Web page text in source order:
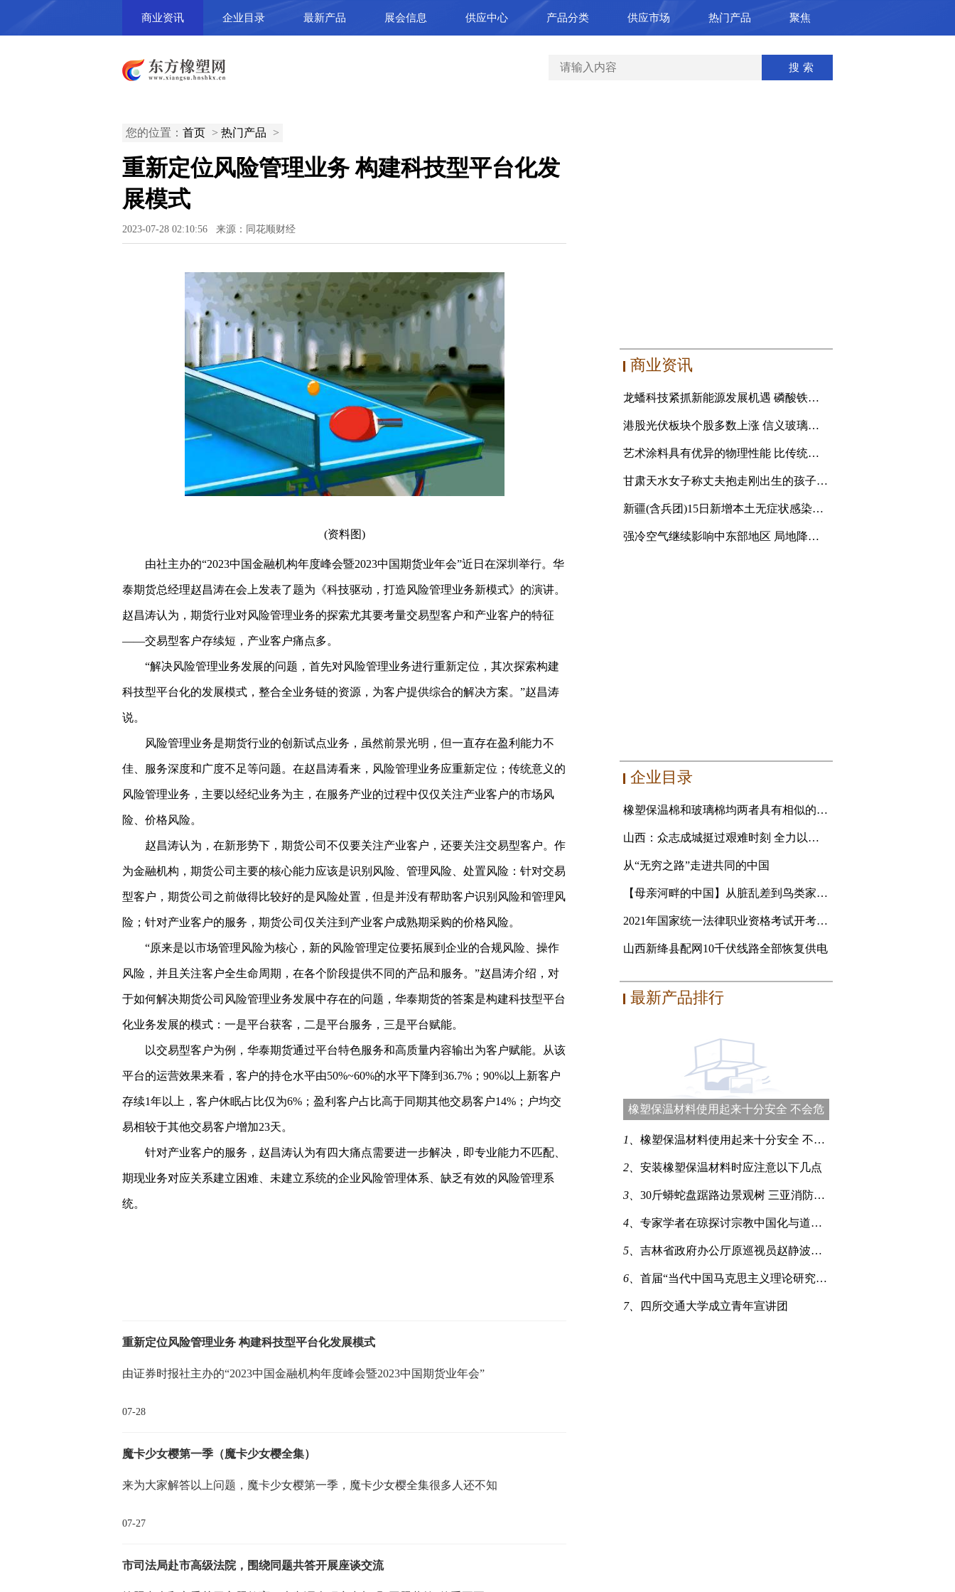
商业资讯 企业目录 最新产品 展会信息 供应中心 产品分类 供应市场 热门产品 聚焦
您的位置： 首页 > 热门产品 >
重新定位风险管理业务 构建科技型平台化发
展模式
2023-07-28 02:10:56 来源：同花顺财经
(资料图)
由社主办的“2023中国金融机构年度峰会暨2023中国期货业年会”近日在深圳举行。华
泰期货总经理赵昌涛在会上发表了题为《科技驱动，打造风险管理业务新模式》的演讲。
赵昌涛认为，期货行业对风险管理业务的探索尤其要考量交易型客户和产业客户的特征
——交易型客户存续短，产业客户痛点多。
“解决风险管理业务发展的问题，首先对风险管理业务进行重新定位，其次探索构建
科技型平台化的发展模式，整合全业务链的资源，为客户提供综合的解决方案。”赵昌涛
说。
风险管理业务是期货行业的创新试点业务，虽然前景光明，但一直存在盈利能力不
佳、服务深度和广度不足等问题。在赵昌涛看来，风险管理业务应重新定位；传统意义的
风险管理业务，主要以经纪业务为主，在服务产业的过程中仅仅关注产业客户的市场风
险、价格风险。
赵昌涛认为，在新形势下，期货公司不仅要关注产业客户，还要关注交易型客户。作
为金融机构，期货公司主要的核心能力应该是识别风险、管理风险、处置风险：针对交易
型客户，期货公司之前做得比较好的是风险处置，但是并没有帮助客户识别风险和管理风
险；针对产业客户的服务，期货公司仅关注到产业客户成熟期采购的价格风险。
“原来是以市场管理风险为核心，新的风险管理定位要拓展到企业的合规风险、操作
风险，并且关注客户全生命周期，在各个阶段提供不同的产品和服务。”赵昌涛介绍，对
于如何解决期货公司风险管理业务发展中存在的问题，华泰期货的答案是构建科技型平台
化业务发展的模式：一是平台获客，二是平台服务，三是平台赋能。
以交易型客户为例，华泰期货通过平台特色服务和高质量内容输出为客户赋能。从该
平台的运营效果来看，客户的持仓水平由50%~60%的水平下降到36.7%；90%以上新客户
存续1年以上，客户休眠占比仅为6%；盈利客户占比高于同期其他交易客户14%；户均交
易相较于其他交易客户增加23天。
针对产业客户的服务，赵昌涛认为有四大痛点需要进一步解决，即专业能力不匹配、
期现业务对应关系建立困难、未建立系统的企业风险管理体系、缺乏有效的风险管理系
统。
重新定位风险管理业务 构建科技型平台化发展模式
由证券时报社主办的“2023中国金融机构年度峰会暨2023中国期货业年会”
07-28
魔卡少女樱第一季（魔卡少女樱全集）
来为大家解答以上问题，魔卡少女樱第一季，魔卡少女樱全集很多人还不知
07-27
市司法局赴市高级法院，围绕同题共答开展座谈交流
商业资讯
龙蟠科技紧抓新能源发展机遇 磷酸铁锂正极材料成新利润增长点
港股光伏板块个股多数上涨 信义玻璃涨5.16%
艺术涂料具有优异的物理性能 比传统的乳胶漆贵
甘肃天水女子称丈夫抱走刚出生的孩子追讨彩礼 妇联：孩
新疆(含兵团)15日新增本土无症状感染者1例
强冷空气继续影响中东部地区 局地降温14℃以上
企业目录
橡塑保温棉和玻璃棉均两者具有相似的性能 要选更适合自己的
山西：众志成城挺过艰难时刻 全力以赴恢复美好家园
从“无穷之路”走进共同的中国
【母亲河畔的中国】从脏乱差到鸟类家园 黄河滩地公园是
2021年国家统一法律职业资格考试开考 青海考生人数创新高
山西新绛县配网10千伏线路全部恢复供电
最新产品排行
橡塑保温材料使用起来十分安全 不会危
1、 橡塑保温材料使用起来十分安全 不会危害健康
2、 安装橡塑保温材料时应注意以下几点
3、 30斤蟒蛇盘踞路边景观树 三亚消防员登高抓捕
4、 专家学者在琼探讨宗教中国化与道教的传承创新
5、 吉林省政府办公厅原巡视员赵静波一审被判刑15年
6、 首届“当代中国马克思主义理论研究高层论坛”举行
7、 四所交通大学成立青年宣讲团